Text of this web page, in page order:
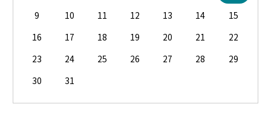
9
10 11 12 13 14
15
16
17 18 19 20 21
22
23
24 25 26 27 28
29
30
31